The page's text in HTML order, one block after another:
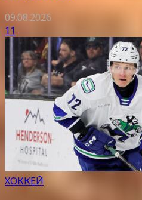
09.08.2026
11
ХОККЕЙ